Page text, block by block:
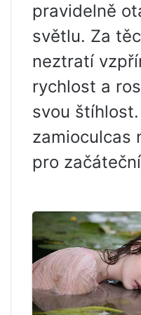
pravidelně
světlu. Za
neztratí
rychlost a
svou
zamioculcas
pro